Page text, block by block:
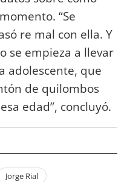
“Se
re mal con ella. Y
se empieza a llevar
adolescente, que
de quilombos
edad”, concluyó.
Jorge Rial